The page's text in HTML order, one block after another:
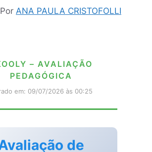
Por ANA PAULA CRISTOFOLLI
– AVALIAÇÃO
PEDAGÓGICA
em: 09/07/2026 às 00:25
de